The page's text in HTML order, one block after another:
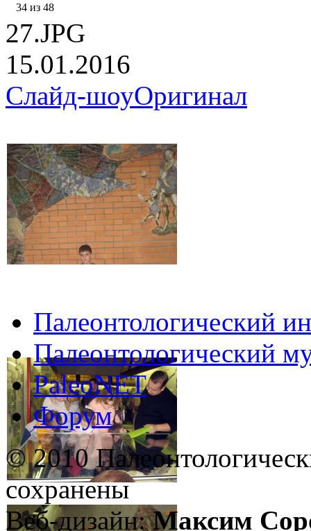
34 из 48
27.JPG
15.01.2016
Слайд-шоуОригинал
Палеонтологический
Палеонтологический
PaleoNET
Форум
© 2010
сохранены
Веб-дизайн:Максим